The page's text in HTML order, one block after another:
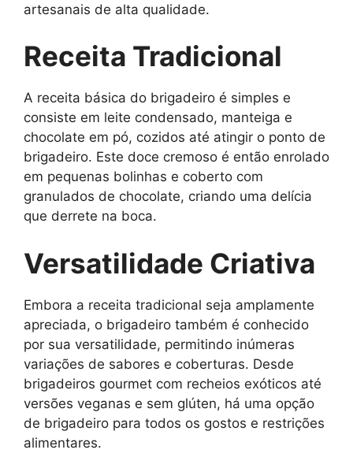
artesanais de alta qualidade.
Receita Tradicional
A receita básica do brigadeiro é simples e
consiste em leite condensado, manteiga e
chocolate em pó, cozidos até atingir o ponto de
brigadeiro. Este doce cremoso é então enrolado
em pequenas bolinhas e coberto com
granulados de chocolate, criando uma delícia
que derrete na boca.
Versatilidade Criativa
Embora a receita tradicional seja amplamente
apreciada, o brigadeiro também é conhecido
por sua versatilidade, permitindo inúmeras
variações de sabores e coberturas. Desde
brigadeiros gourmet com recheios exóticos até
versões veganas e sem glúten, há uma opção
de brigadeiro para todos os gostos e restrições
alimentares.